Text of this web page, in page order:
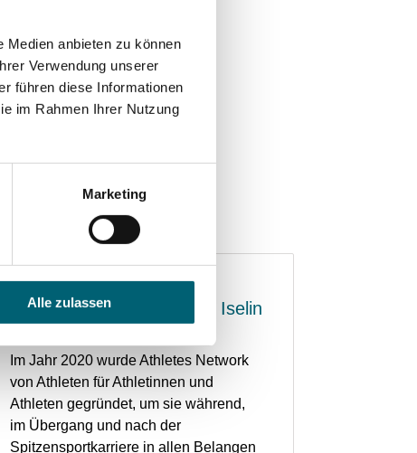
Medien anbieten zu können
Verwendung unserer
führen diese Informationen
im Rahmen Ihrer Nutzung
Marketing
Alle zulassen
Adrian Knup & die Merian Iselin
Im Jahr 2020 wurde Athletes Network
von Athleten für Athletinnen und
Athleten gegründet, um sie während,
im Übergang und nach der
Spitzensportkarriere in allen Belangen